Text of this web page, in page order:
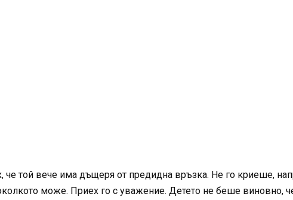
че той вече има дъщеря от предидна връзка. Не го криеше,
може. Приех го с уважение. Детето не беше виновно,